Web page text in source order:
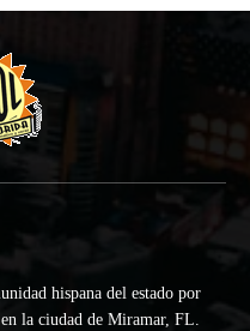
hispana del estado por
en la ciudad de Miramar, FL.